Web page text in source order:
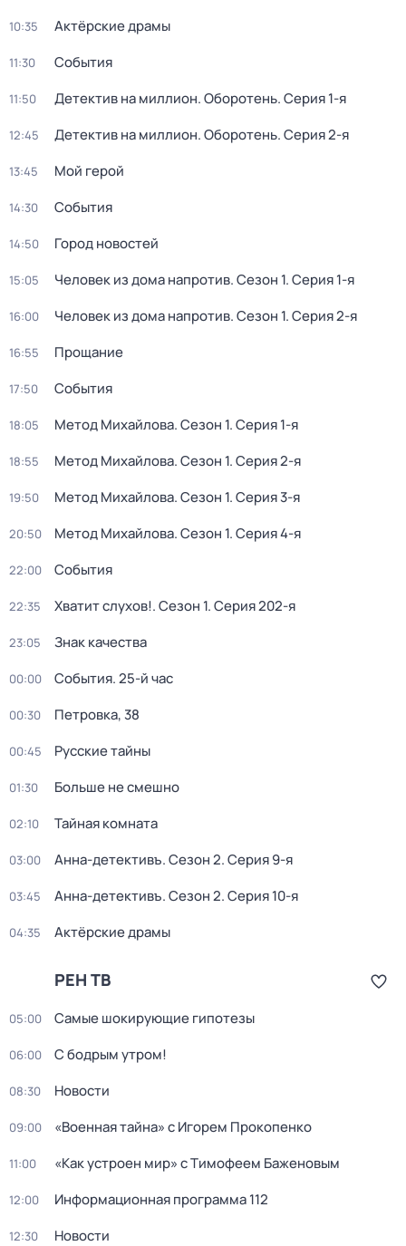
10:35 Актёрские драмы
11:30 События
11:50 Детектив на миллион. Оборотень. Серия 1-я
12:45 Детектив на миллион. Оборотень. Серия 2-я
13:45 Мой герой
14:30 События
14:50 Город новостей
15:05 Человек из дома напротив. Сезон 1. Серия 1-я
16:00 Человек из дома напротив. Сезон 1. Серия 2-я
16:55 Прощание
17:50 События
18:05 Метод Михайлова. Сезон 1. Серия 1-я
18:55 Метод Михайлова. Сезон 1. Серия 2-я
19:50 Метод Михайлова. Сезон 1. Серия 3-я
20:50 Метод Михайлова. Сезон 1. Серия 4-я
22:00 События
22:35 Хватит слухов!. Сезон 1. Серия 202-я
23:05 Знак качества
00:00 События. 25-й час
00:30 Петровка, 38
00:45 Русские тайны
01:30 Больше не смешно
02:10 Тайная комната
03:00 Анна-детективъ. Сезон 2. Серия 9-я
03:45 Анна-детективъ. Сезон 2. Серия 10-я
04:35 Актёрские драмы
РЕН ТВ
05:00 Самые шoкиpующие гипотезы
06:00 С бодрым утром!
08:30 Новости
09:00 «Военная тайна» с Игорем Прокопенко
11:00 «Как устроен мир» с Тимофеем Баженовым
12:00 Информационная программа 112
12:30 Новости